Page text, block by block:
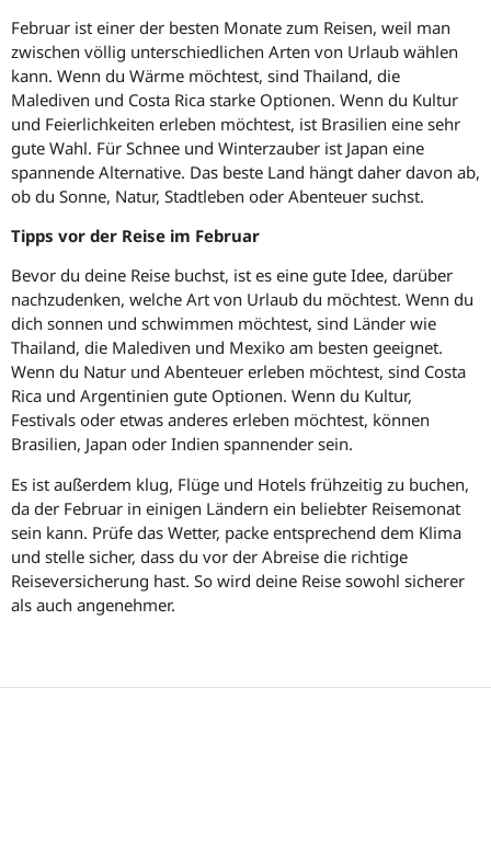
Februar ist einer der besten Monate zum Reisen, weil man
zwischen völlig unterschiedlichen Arten von Urlaub wählen
kann. Wenn du Wärme möchtest, sind Thailand, die
Malediven und Costa Rica starke Optionen. Wenn du Kultur
und Feierlichkeiten erleben möchtest, ist Brasilien eine sehr
gute Wahl. Für Schnee und Winterzauber ist Japan eine
spannende Alternative. Das beste Land hängt daher davon ab,
ob du Sonne, Natur, Stadtleben oder Abenteuer suchst.
Tipps vor der Reise im Februar
Bevor du deine Reise buchst, ist es eine gute Idee, darüber
nachzudenken, welche Art von Urlaub du möchtest. Wenn du
dich sonnen und schwimmen möchtest, sind Länder wie
Thailand, die Malediven und Mexiko am besten geeignet.
Wenn du Natur und Abenteuer erleben möchtest, sind Costa
Rica und Argentinien gute Optionen. Wenn du Kultur,
Festivals oder etwas anderes erleben möchtest, können
Brasilien, Japan oder Indien spannender sein.
Es ist außerdem klug, Flüge und Hotels frühzeitig zu buchen,
da der Februar in einigen Ländern ein beliebter Reisemonat
sein kann. Prüfe das Wetter, packe entsprechend dem Klima
und stelle sicher, dass du vor der Abreise die richtige
Reiseversicherung hast. So wird deine Reise sowohl sicherer
als auch angenehmer.